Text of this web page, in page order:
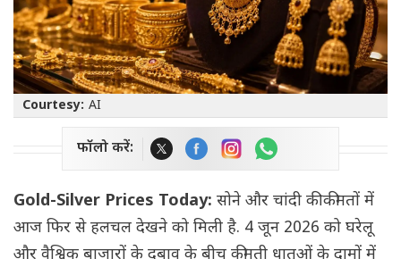
Courtesy: AI
फॉलो करें:
Gold-Silver Prices Today: सोने और चांदी की कीमतों में
आज फिर से हलचल देखने को मिली है. 4 जून 2026 को घरेलू